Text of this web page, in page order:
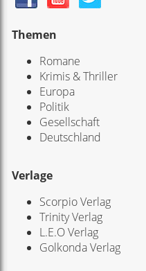
Themen
Romane
Krimis & Thriller
Europa
Politik
Gesellschaft
Deutschland
Verlage
Scorpio Verlag
Trinity Verlag
L.E.O Verlag
Golkonda Verlag